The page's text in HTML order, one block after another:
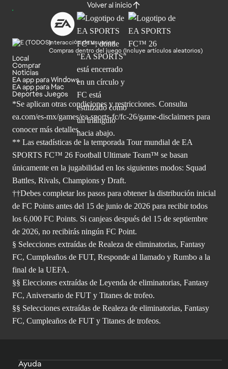
Volver al inicio
Interacción de usuarios
Compras dentro del juego (Incluye artículos aleatorios)
Local
Comprar
Noticias
EA app para Windows
EA app para Mac
Deportes Juegos
*Se aplican otras condiciones y restricciones. Consulta
ea.com/es-mx/games/ea-sports-fc/fc-26/game-disclaimers para
conocer más detalles.
** Las estadísticas de la temporada Tour mundial de EA
SPORTS FC™ 26 Football Ultimate Team™ se basan
únicamente en la jugabilidad en los siguientes modos: Squad
Battles, Rivals, Champions y Draft.
††Debes completar los pasos para obtener la distribución inicial
de FC Points antes del 15 de junio de 2026 para recibir todos
los 6,000 FC Points. Si canjeas después del 15 de septiembre
de 2026, no recibirás ningún FC Point.
§ Selecciones extraídas de Realeza de eliminatorias, Fantasy
FC, Cumpleaños de FUT, Responde al llamado y Rumbo a la
final de la UEFA.
§§ Elecciones extraídas de Leyenda de eliminatorias, Fantasy
FC, Aniversario de FUT y Titanes de trofeo.
§§ Selecciones extraídas de Realeza de eliminatorias, Fantasy
FC, Cumpleaños de FUT y Titanes de trofeos.
Ayuda